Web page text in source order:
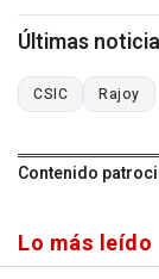
Últimas
CSIC Rajoy
Contenido
Lo más leído